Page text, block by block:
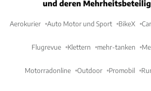
und deren
Aerokurier Auto Motor und Sport BikeX
Flugrevue Klettern mehr-tanken
Motorradonline Outdoor Promobil